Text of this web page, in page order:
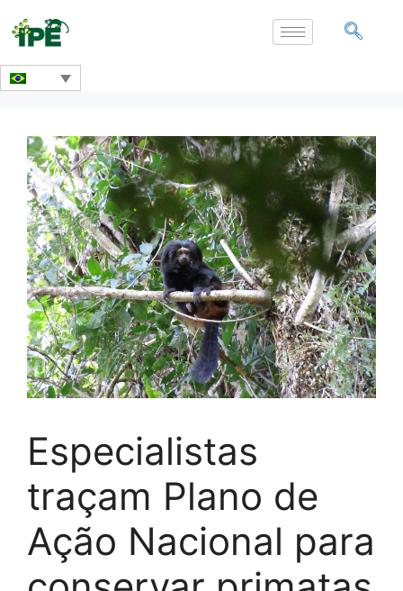
Especialistas
traçam Plano de
Ação Nacional para